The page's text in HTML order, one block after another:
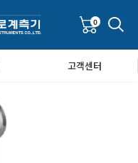
0
고객센터